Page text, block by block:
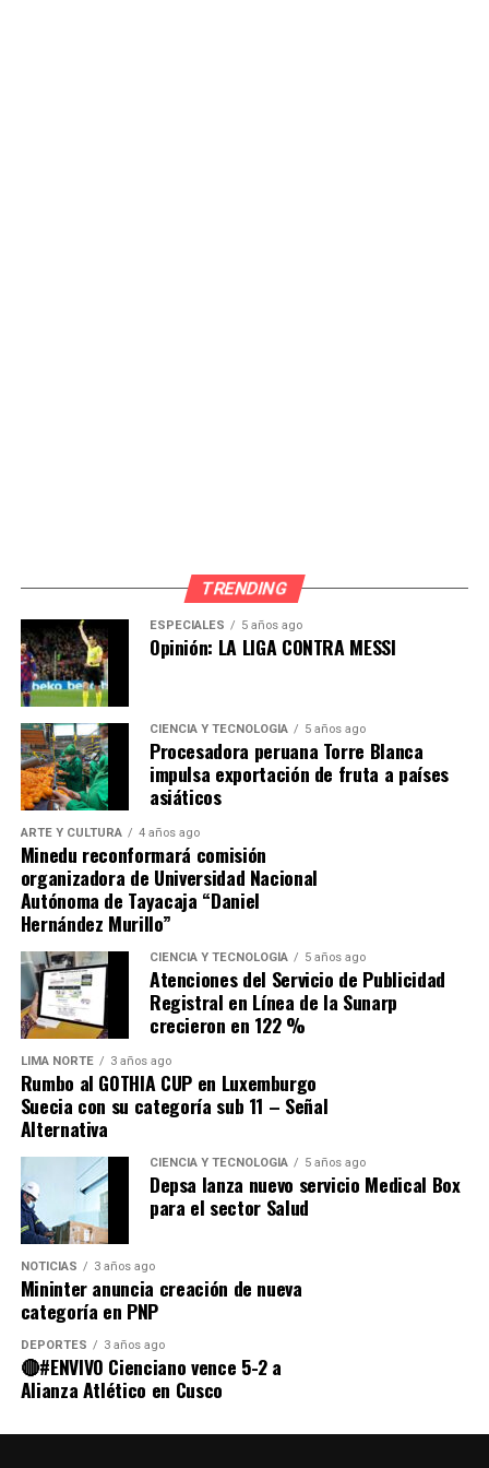
TRENDING
ESPECIALES 5 años ago
Opinión: LA LIGA CONTRA MESSI
CIENCIA Y TECNOLOGÍA 5 años ago
Procesadora peruana Torre Blanca
impulsa exportación de fruta a países
asiáticos
ARTE Y CULTURA 4 años ago
Minedu reconformará comisión
organizadora de Universidad Nacional
Autónoma de Tayacaja “Daniel
Hernández Murillo”
CIENCIA Y TECNOLOGÍA 5 años ago
Atenciones del Servicio de Publicidad
Registral en Línea de la Sunarp
crecieron en 122 %
LIMA NORTE 3 años ago
Rumbo al GOTHIA CUP en Luxemburgo
Suecia con su categoría sub 11 – Señal
Alternativa
CIENCIA Y TECNOLOGÍA 5 años ago
Depsa lanza nuevo servicio Medical Box
para el sector Salud
NOTICIAS 3 años ago
Mininter anuncia creación de nueva
categoría en PNP
DEPORTES 3 años ago
🔴#ENVIVO Cienciano vence 5-2 a
Alianza Atlético en Cusco